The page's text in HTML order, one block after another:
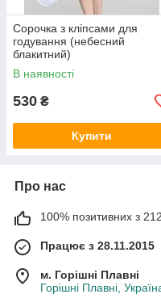
Сорочка з кліпсами для
годування (небесний
блакитний)
В наявності
530 ₴
Купити
Про нас
100% позитивних з 212
Працює з 28.11.2015
м. Горішні Плавні
Горішні Плавні,